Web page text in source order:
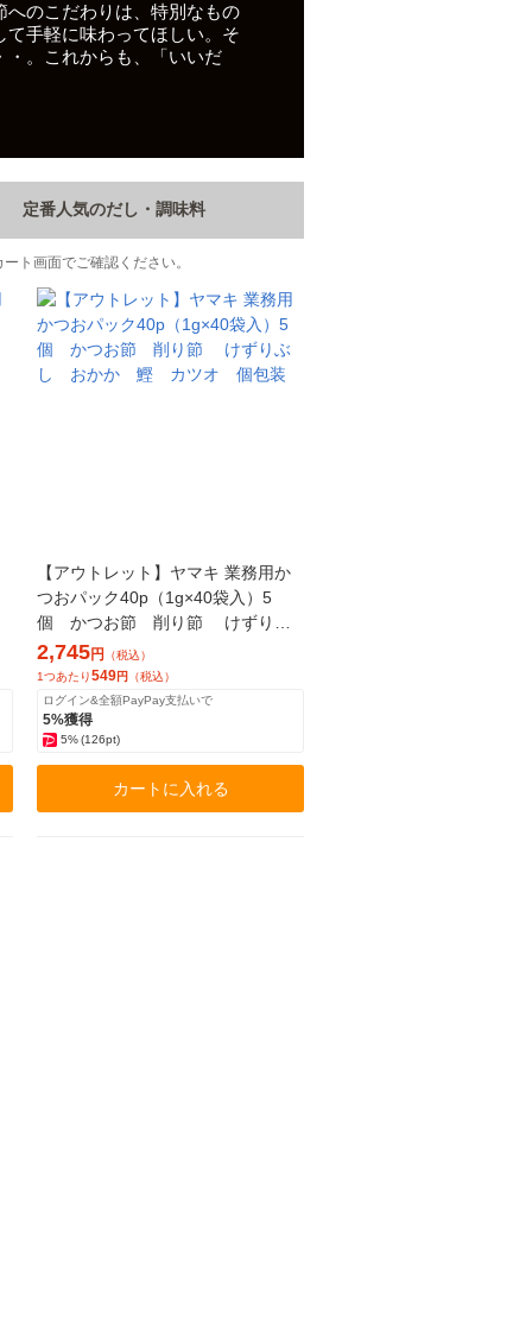
のこだわりは、特別なもの
手軽に味わってほしい。そ
・。これからも、「いいだ
定番人気のだし・調味料
ト画面でご確認ください。
【アウトレット】ヤマキ 業務用か
つおパック40p（1g×40袋入）5
個 かつお節 削り節 けずりぶ
し おかか 鰹 カツオ 個包装
2,745円
（税込）
1つあたり549円 （税込）
ログイン&全額PayPay支払いで
5%獲得
5%(126pt)
カートに入れる